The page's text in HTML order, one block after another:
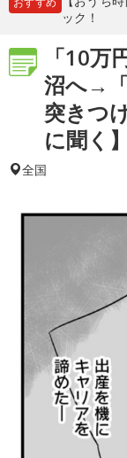
ック！
「10万
沼へ→
突きつ
に聞く
全国